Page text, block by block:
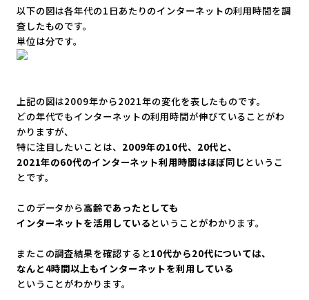
以下の図は各年代の1日あたりのインターネットの利用時間を調
査 したものです。
単位は分です。
上記の図は2009年から2021年の変化を表したものです。
どの年代でもインターネットの利用時間が伸びていることがわ
かり ますが、
特に注目したいことは、 2009年の10代、20代と、
2021年の60代のインターネット利用時間はほぼ同じというこ
とです。
このデータから高齢であったとしても
インターネットを活用しているということがわかります。
またこの調査結果を確認すると10代から20代については、
なんと4時間以上もインターネットを利用している
ということがわかります。